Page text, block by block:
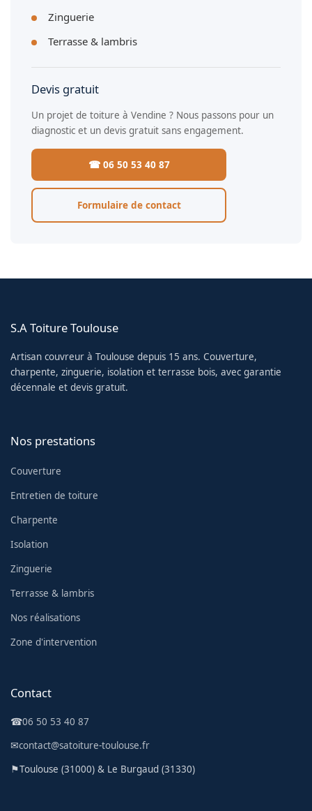
Zinguerie
Terrasse & lambris
Devis gratuit
Un projet de toiture à Vendine ? Nous passons pour un
diagnostic et un devis gratuit sans engagement.
☎ 06 50 53 40 87
Formulaire de contact
S.A Toiture Toulouse
Artisan couvreur à Toulouse depuis 15 ans. Couverture,
charpente, zinguerie, isolation et terrasse bois, avec garantie
décennale et devis gratuit.
Nos prestations
Couverture
Entretien de toiture
Charpente
Isolation
Zinguerie
Terrasse & lambris
Nos réalisations
Zone d'intervention
Contact
☎06 50 53 40 87
✉contact@satoiture-toulouse.fr
⚑Toulouse (31000) & Le Burgaud (31330)